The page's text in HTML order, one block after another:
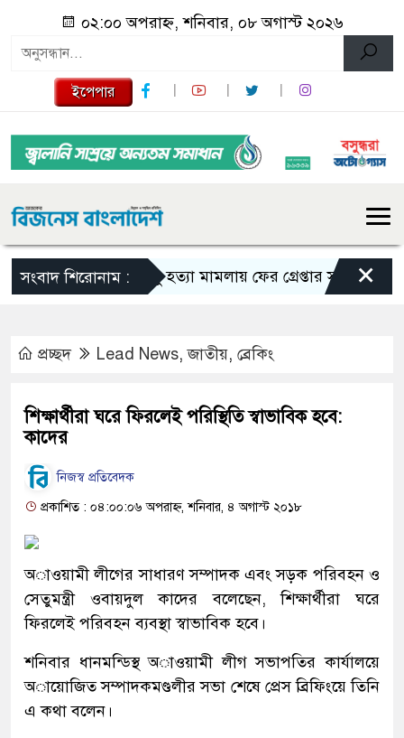
০২:০০ অপরাহ্ন, শনিবার, ০৮ অগাস্ট ২০২৬
ইপেপার
সংবাদ শিরোনাম :তনু হত্যা মামলায় ফের গ্রেপ্তার সাবেক ×
প্রচ্ছদ Lead News,জাতীয়, ব্রেকিং
শিক্ষার্থীরা ঘরে ফিরলেই পরিস্থিতি স্বাভাবিক হবে:
কাদের
নিজস্ব প্রতিবেদক
প্রকাশিত : ০৪:০০:০৬ অপরাহ্ন, শনিবার, ৪ অগাস্ট ২০১৮
অাওয়ামী লীগের সাধারণ সম্পাদক এবং সড়ক পরিবহন ও
সেতুমন্ত্রী ওবায়দুল কাদের বলেছেন, শিক্ষার্থীরা ঘরে
ফিরলেই পরিবহন ব্যবস্থা স্বাভাবিক হবে।
শনিবার ধানমন্ডিস্থ অাওয়ামী লীগ সভাপতির কার্যালয়ে
অায়োজিত সম্পাদকমণ্ডলীর সভা শেষে প্রেস ব্রিফিংয়ে তিনি
এ কথা বলেন।